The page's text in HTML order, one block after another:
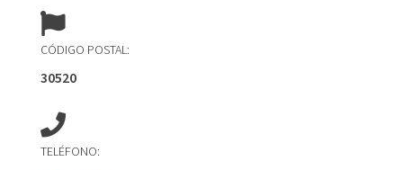
CÓDIGO POSTAL:
30520
TELÉFONO: